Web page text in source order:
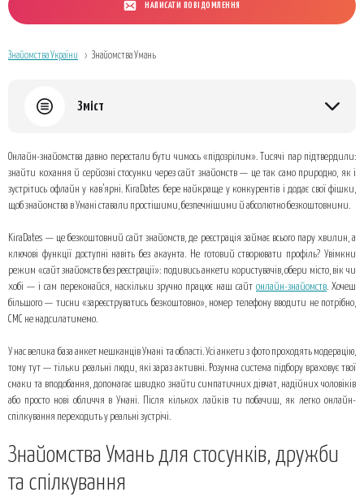
НАПИСАТИ ПОВІДОМЛЕННЯ
Знайомства України Знайомства Умань
Зміст
Що робить наш сервіс особливим
Як познайомитись у Умані за 3 кроки
Найкращі місця для першої зустрічі в Умані
Чому варто спробувати онлайн-знайомства вже сьогодні
Онлайн-знайомства давно перестали бути чимось «підозрілим». Тисячі пар підтвердили:
знайти кохання й серйозні стосунки через сайт знайомств — це так само природно, як і
зустрітись офлайн у кав’ярні. KiraDates бере найкраще у конкурентів і додає свої фішки,
щоб знайомства в Умані ставали простішими, безпечнішими й абсолютно безкоштовними.
KiraDates — це безкоштовний сайт знайомств, де реєстрація займає всього пару хвилин, а
ключові функції доступні навіть без акаунта. Не готовий створювати профіль? Увімкни
режим «сайт знайомств без реєстрації»: подивись анкети користувачів, обери місто, вік чи
хобі — і сам переконайся, наскільки зручно працює наш сайт онлайн-знайомств. Хочеш
більшого — тисни «зареєструватись безкоштовно», номер телефону вводити не потрібно,
СМС не надсилатимемо.
У нас велика база анкет мешканців Умані та області. Усі анкети з фото проходять модерацію,
тому тут — тільки реальні люди, які зараз активні. Розумна система підбору враховує твої
смаки та вподобання, допомагає швидко знайти симпатичних дівчат, надійних чоловіків
або просто нові обличчя в Умані. Після кількох лайків ти побачиш, як легко онлайн-
спілкування переходить у реальні зустрічі.
Знайомства Умань для стосунків, дружби
та спілкування